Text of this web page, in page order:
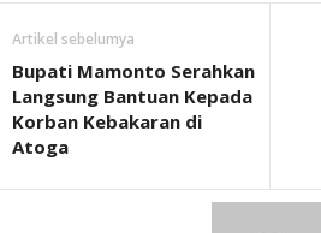
Artikel sebelumya
Bupati Mamonto Serahkan
Langsung Bantuan Kepada
Korban Kebakaran di
Atoga